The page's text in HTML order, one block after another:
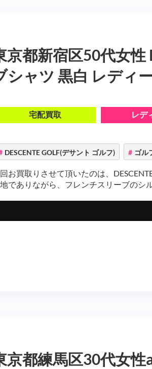
京都新宿区50代女性
シャツ 黒白 レディ
宅配買取 レデ
DESCENTE GOLF(デサント ゴルフ) ゴル
お買取りさせて頂いたのは、
でありながら、フレンチスリーブのシ
京都練馬区30代女